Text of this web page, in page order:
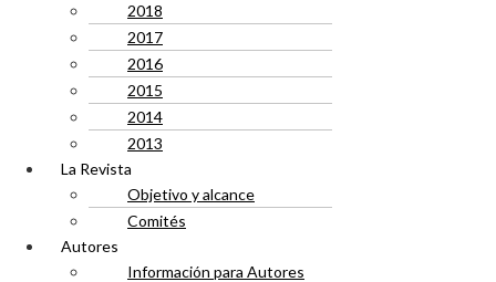
2018
2017
2016
2015
2014
2013
La Revista
Objetivo y alcance
Comités
Autores
Información para Autores